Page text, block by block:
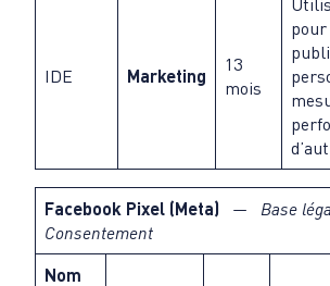
IDE Marketing
13
mois
Facebook Pixel (Meta) — Base
Consentement
Nom